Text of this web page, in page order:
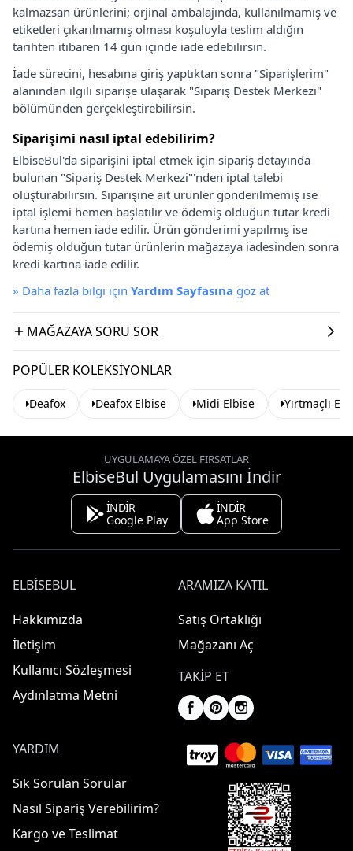
kalmazsan ürünlerini; orjinal ambalajında, kullanılmamış ve
etiketleri çıkarılmamış olması koşuluyla teslim aldığın
tarihten itibaren 14 gün içinde iade edebilirsin.
İade sürecini, hesabına giriş yaptıktan sonra "Siparişlerim"
alanından ilgili siparişe ulaşarak "Sipariş Destek Merkezi"
bölümünden gerçekleştirebilirsin.
Siparişimi nasıl iptal edebilirim?
ElbiseBul'da siparişini iptal etmek için sipariş detayında
bulunan "Sipariş Destek Merkezi"'nden iptal talebi
oluşturabilirsin. Siparişine ait ürünler gönderilmemiş ise
iptal işlemi hemen başlatılır ve ödemiş olduğun tutar kredi
kartına hemen iade edilir. Ürün gönderimi yapılmış ise
ödemiş olduğun tutar ürünlerin mağazaya iadesinden sonra
kredi kartına iade edilir.
» Daha fazla bilgi için Yardım Sayfasına göz at
MAĞAZAYA SORU SOR
POPÜLER KOLEKSIYONLAR
Deafox Deafox Elbise Midi Elbise Yırtmaçlı
UYGULAMAYA ÖZEL FIRSATLAR
ElbiseBul Uygulamasını İndir
İNDİR
Google Play
İNDİR
App Store
ELBISEBUL
Hakkımızda
İletişim
Kullanıcı Sözleşmesi
Aydınlatma Metni
ARAMIZA KATIL
Satış Ortaklığı
Mağazanı Aç
TAKIP ET
YARDIM
Sık Sorulan Sorular
Nasıl Sipariş Verebilirim?
Kargo ve Teslimat